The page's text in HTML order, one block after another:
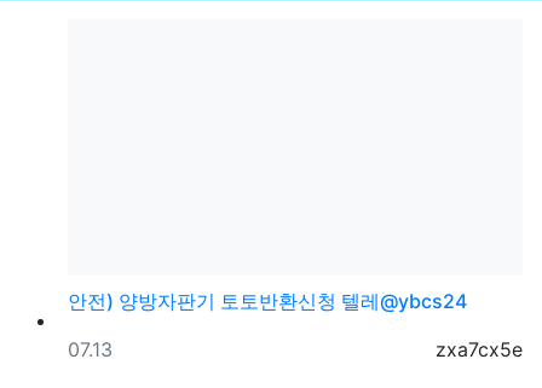
안전) 양방자판기 토토반환신청 텔레@ybcs24
등록자
zxa7cx5e
등록일
07.13